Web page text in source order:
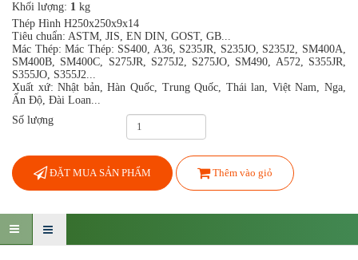
Khối lượng: 1 kg
Thép Hình H250x250x9x14
Tiêu chuẩn: ASTM, JIS, EN DIN, GOST, GB...
Mác Thép: Mác Thép: SS400, A36, S235JR, S235JO, S235J2, SM400A,
SM400B, SM400C, S275JR, S275J2, S275JO, SM490, A572, S355JR,
S355JO, S355J2...
Xuất xứ: Nhật bản, Hàn Quốc, Trung Quốc, Thái lan, Việt Nam, Nga,
Ấn Độ, Đài Loan...
Số lượng
ĐẶT MUA SẢN PHẨM Thêm vào giỏ